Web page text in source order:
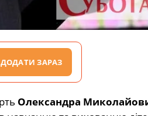
ДОДАТИ ЗАРАЗ
Олександра